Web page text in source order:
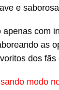
e
apenas com
as
dos fãs
modo